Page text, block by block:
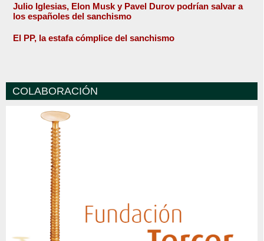
Julio Iglesias, Elon Musk y Pavel Durov podrían salvar a
los españoles del sanchismo
El PP, la estafa cómplice del sanchismo
COLABORACIÓN